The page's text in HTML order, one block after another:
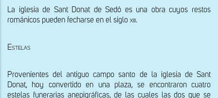
La iglesia de Sant Donat de Sedó es una obra cuyos restos
románicos pueden fecharse en el siglo xiii.
Estelas
Provenientes del antiguo campo santo de la iglesia de Sant
Donat, hoy convertido en una plaza, se encontraron cuatro
estelas funerarias anepigráficas, de las cuales las dos que se